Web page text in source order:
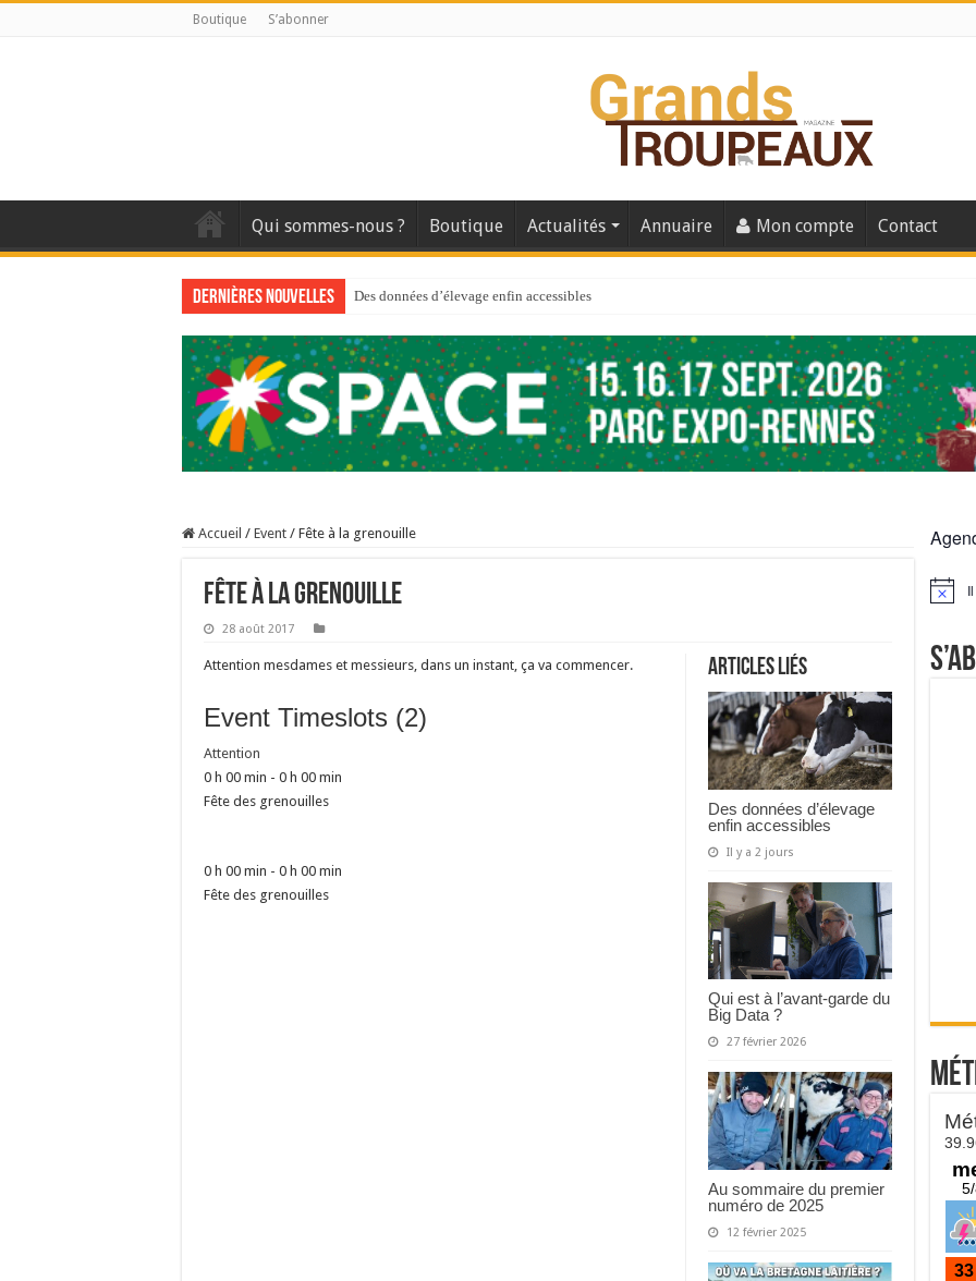
Boutique S’abonner
Qui sommes-nous ? Boutique Actualités Annuaire Mon compte Contact
Dernières nouvelles Des données d’élevage enfin accessibles
Au sommaire du premier numéro de 2025
Au sommaire de GTM 110
Aidez-nous à améliorer la santé de vos veaux !
Au sommaire de GTM 91
À l’est, un nouveau virus
Accueil / Event / Fête à la grenouille
Fête à la grenouille
28 août 2017
Articles liés
Des données d’élevage
enfin accessibles
Il y a 2 jours
Qui est à l’avant-garde du
Big Data ?
27 février 2026
Au sommaire du premier
numéro de 2025
12 février 2025
Attention mesdames et messieurs, dans un instant, ça va commencer.
Event Timeslots (2)
Attention
0 h 00 min - 0 h 00 min
Fête des grenouilles
0 h 00 min - 0 h 00 min
Fête des grenouilles
Notice